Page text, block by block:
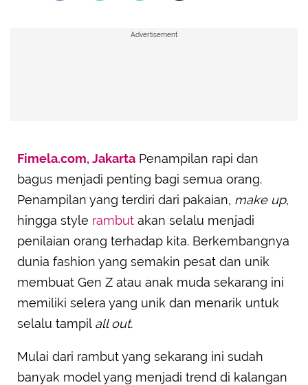
Advertisement
Fimela.com, Jakarta Penampilan rapi dan
bagus menjadi penting bagi semua orang.
Penampilan yang terdiri dari pakaian, make up,
hingga style rambut akan selalu menjadi
penilaian orang terhadap kita. Berkembangnya
dunia fashion yang semakin pesat dan unik
membuat Gen Z atau anak muda sekarang ini
memiliki selera yang unik dan menarik untuk
selalu tampil all out.
Mulai dari rambut yang sekarang ini sudah
banyak model yang menjadi trend di kalangan